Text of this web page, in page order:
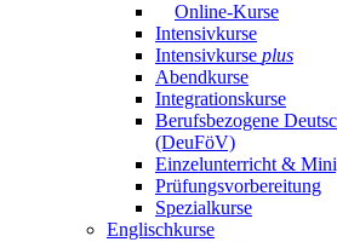
Online-Kurse
Intensivkurse
Intensivkurse plus
Abendkurse
Integrationskurse
Berufsbezogene
(DeuFöV)
Einzelunterricht &
Prüfungsvorbereitung
Spezialkurse
Englischkurse